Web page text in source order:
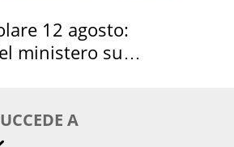
12 agosto:
ministero su